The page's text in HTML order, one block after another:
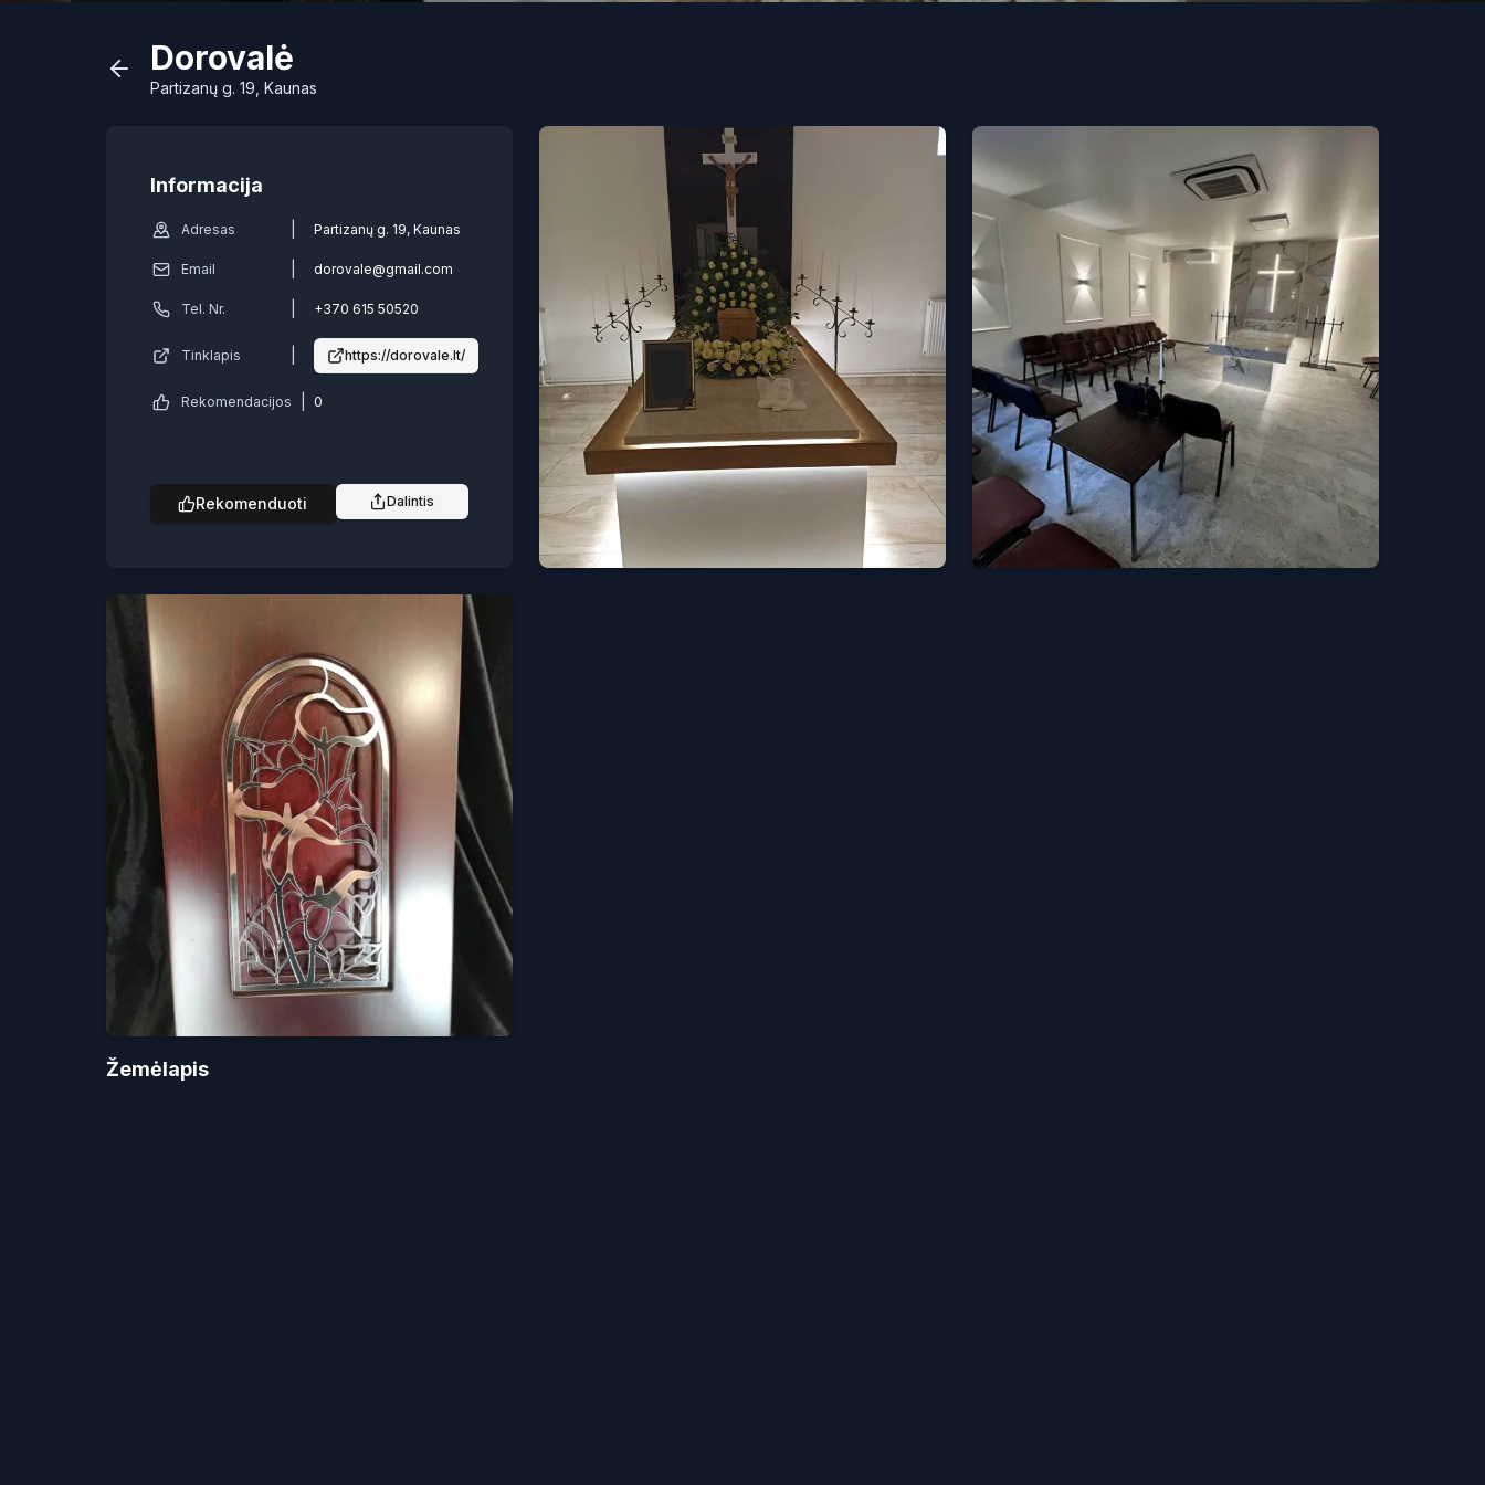
Dorovalė
Partizanų g. 19, Kaunas
Informacija
Adresas Partizanų g. 19, Kaunas
Email dorovale@gmail.com
Tel. Nr. +370 615 50520
Tinklapis https://dorovale.lt/
Rekomendacijos 0
Rekomenduoti Dalintis
Žemėlapis